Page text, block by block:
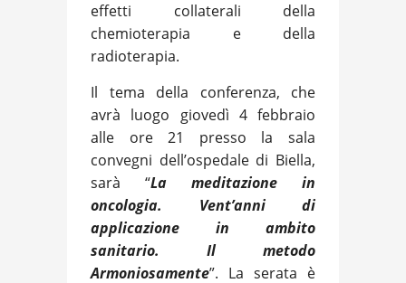
effetti collaterali della
chemioterapia e della
radioterapia.
Il tema della conferenza, che
avrà luogo giovedì 4 febbraio
alle ore 21 presso la sala
convegni dell’ospedale di Biella,
sarà “La meditazione in
oncologia. Vent’anni di
applicazione in ambito
sanitario. Il metodo
Armoniosamente”. La serata è